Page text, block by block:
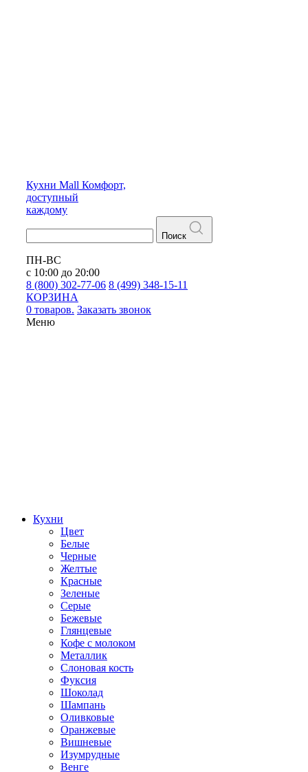
Кухни Mall Комфорт,
доступный
каждому
Поиск
ПН-ВС
с 10:00 до 20:00
8 (800) 302-77-06 8 (499) 348-15-11
КОРЗИНА
0 товаров. Заказать звонок
Меню
Кухни
Цвет
Белые
Черные
Желтые
Красные
Зеленые
Серые
Бежевые
Глянцевые
Кофе с молоком
Металлик
Слоновая кость
Фуксия
Шоколад
Шампань
Оливковые
Оранжевые
Вишневые
Изумрудные
Венге